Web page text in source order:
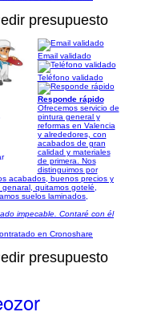
presupuesto
Email validado
Teléfono validado
Responde rápido
Ofrecemos servicio de
pintura general y
reformas en Valencia
y alrededores, con
acabados de gran
calidad y materiales
de primera. Nos
distinguimos por
acabados, buenos precios y
quitamos gotelé,
suelos laminados,
impecable. Contaré con él
en Cronoshare
presupuesto